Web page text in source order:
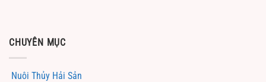
CHUYÊN MỤC
Nuôi Thủy Hải Sản